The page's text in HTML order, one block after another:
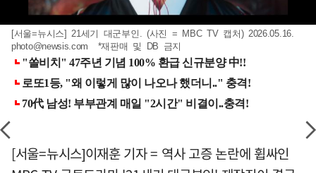
[서울=뉴시스] 21세기 대군부인. (사진 = MBC TV 캡처) 2026.05.16.
photo@newsis.com *재판매 및 DB 금지
[서울=뉴시스]이재훈 기자 = 역사 고증 논란에 휩싸인